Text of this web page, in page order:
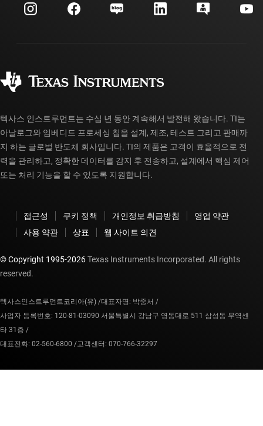
투자 관계
제조
고객 지원 센터
myTI 계정 FAQ
주문 FAQ
텍사스 인스트루먼트는 수십 년 동안 계속해서 발전해 왔습니다. TI는
아날로그와 임베디드 프로세싱 칩을 설계, 제조, 테스트 그리고 판매까
지 하는 글로벌 반도체 회사입니다. TI의 제품은 고객이 효율적으로 전
력을 관리하고, 정확한 데이터를 감지 후 전송하고, 설계에서 핵심 제어
또는 처리 기능을 할 수 있도록 지원합니다.
접근성 쿠키 정책 개인정보 취급방침
영업 약관
사용 약관
상표 웹 사이트 의견
© Copyright 1995-2026Texas Instruments Incorporated. All rights
reserved.
텍사스인스트루먼트코리아(유) /대표자명: 박중서 /
사업자 등록번호: 120-81-03090 서울특별시 강남구 영동대로 511 삼성동 무역센
타 31층 /
대표전화: 02-560-6800 /고객센터: 070-766-32297